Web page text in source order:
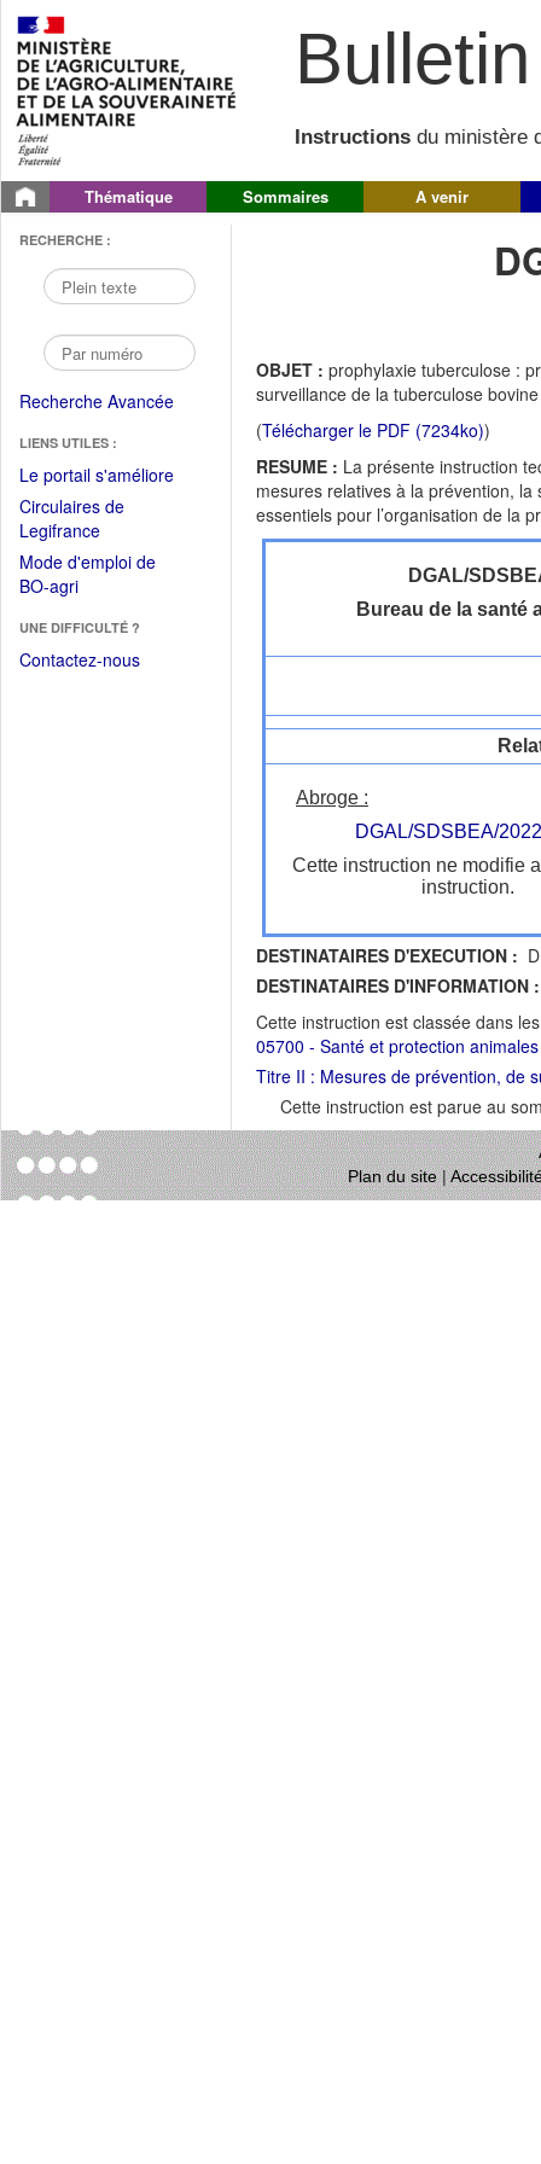
Instructions du ministère
Thématique Sommaires A venir
RECHERCHE :
Recherche Avancée
LIENS UTILES :
Le portail s'améliore(Fichier
Circulaires de
Legifrance(Ouvrir
dans
une
fenêtre)
Mode d'emploi de
BO-agri(Ouvrir
une
nouvelle
UNE DIFFICULTÉ ?
Contactez-nous
OBJET : prophylaxie tuberculose :
surveillance de la tuberculose
(Télécharger le PDF (7234ko))
RESUME : La présente instruction
mesures relatives à la prévention,
essentiels pour l’organisation de la
DGAL/
Bureau de la santé
Abroge :
DGAL/SDSBEA/
Cette instruction ne modifie
instruction.
DESTINATAIRES D'EXECUTION :
DESTINATAIRES D'INFORMATION :
Cette instruction est classée dans
05700 - Santé et protection animales
Titre II : Mesures de prévention, de
Cette instruction est parue au
Plan du site|